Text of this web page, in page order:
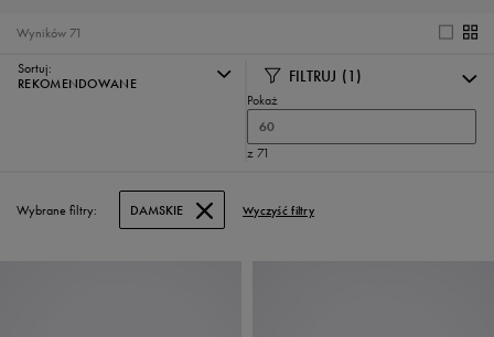
71
Wyników
Sortuj:
REKOMENDOWANE
FILTRUJ (1)
Pokaż
60
z 71
Wybrane filtry: DAMSKIE Wyczyść filtry